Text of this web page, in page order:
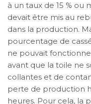
à un taux de 15 % ou
devait être mis au
dans la production.
pourcentage de
ne pouvait
avant que la toile ne
collantes et de
perte de production
heures. Pour cela, la